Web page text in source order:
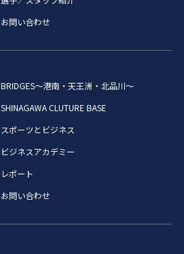
お問い合わせ
BRIDGES～港南・天王洲・北品川～
SHINAGAWA CLUTURE BASE
スポーツとビジネス
ビジネスアカデミー
レポート
お問い合わせ